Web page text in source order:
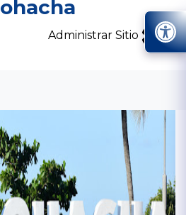
Administrar Sitio